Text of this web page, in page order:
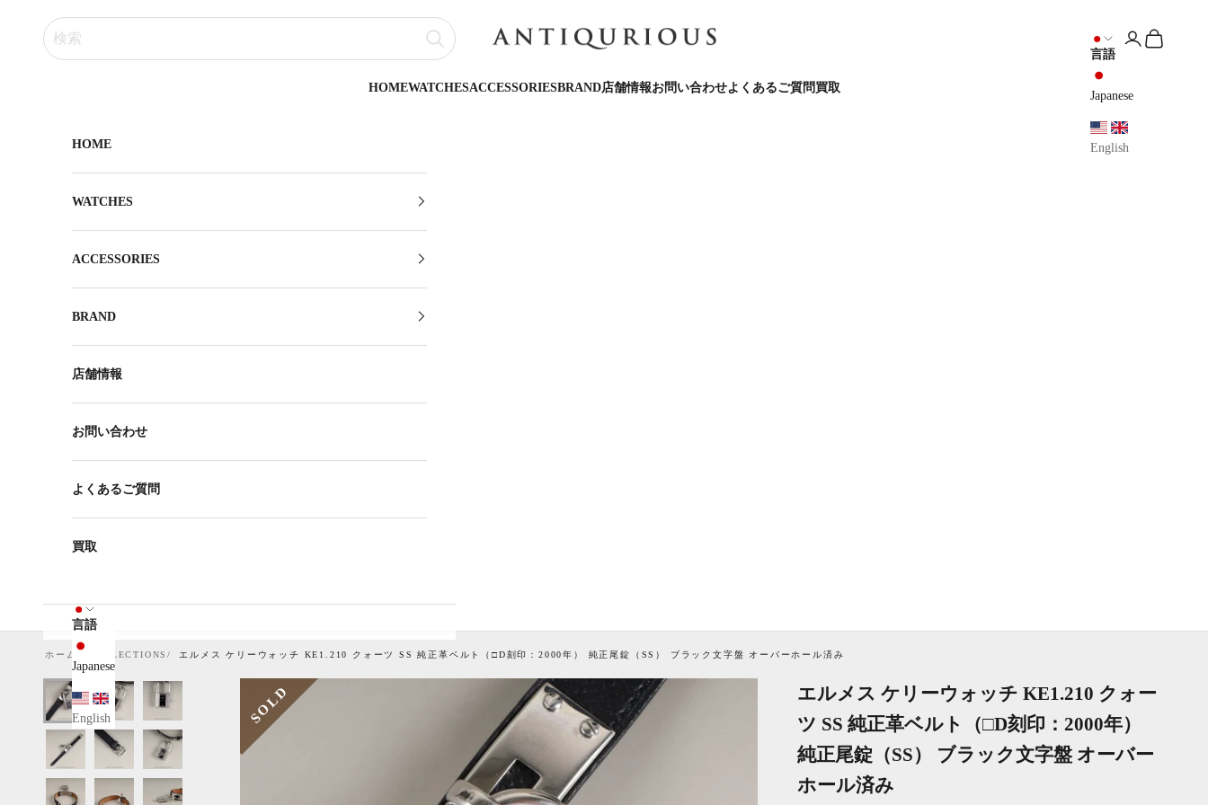
ANTIQURIOUS
HOMEWATCHESACCESSORIESBRAND店舗情報お問い合わせよくあるご質問 買取
言語
Japanese
English
アカウントペ
カートを開
HOME
WATCHES
ACCESSORIES
BRAND
店舗情報
お問い合わせ
よくあるご質問
買取
言語
Japanese
English
ホーム COLLECTIONS エルメス ケリーウォッチ KE1.210 クォーツ SS 純正革ベルト（□D刻印：2000年） 純正尾錠（SS） ブラック文字盤 オーバーホール済み
SOLD
エルメス ケリーウォッチ KE1.210 クォー
ツ SS 純正革ベルト（□D刻印：2000年）
純正尾錠（SS） ブラック文字盤 オーバー
ホール済み